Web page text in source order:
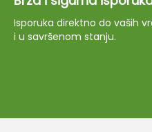
Isporuka direktno do vaših
i u savršenom stanju.